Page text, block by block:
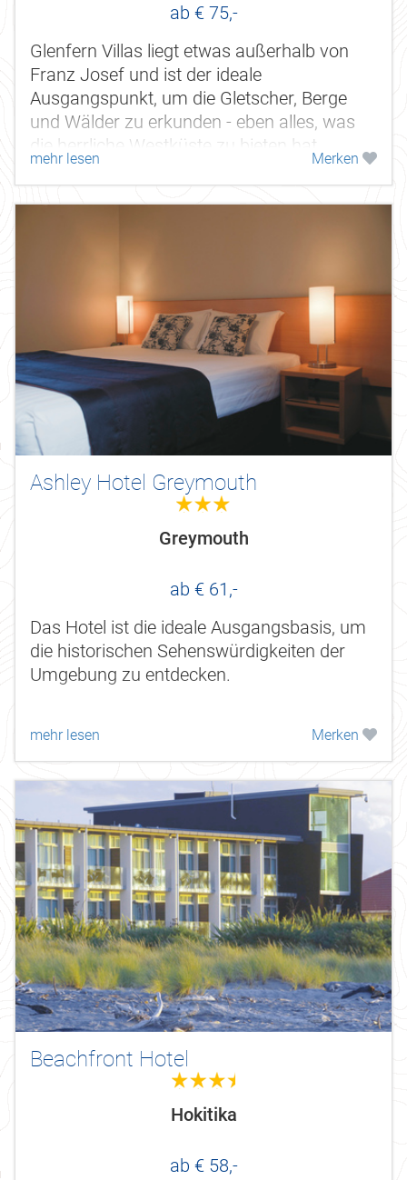
ab € 75,-
Glenfern Villas liegt etwas außerhalb von
Franz Josef und ist der ideale
Ausgangspunkt, um die Gletscher, Berge
und Wälder zu erkunden - eben alles, was
die herrliche Westküste zu bieten hat.
mehr lesen Merken
Ashley Hotel Greymouth
3.0
Greymouth
ab € 61,-
Das Hotel ist die ideale Ausgangsbasis, um
die historischen Sehenswürdigkeiten der
Umgebung zu entdecken.
mehr lesen Merken
Beachfront Hotel
3.5
Hokitika
ab € 58,-